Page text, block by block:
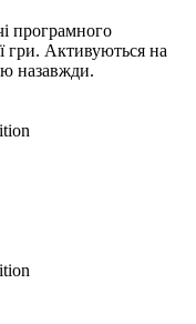
програмного
гри. Активуються на
назавжди.